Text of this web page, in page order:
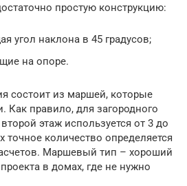
простую конструкцию:
угол наклона в 45 градусов;
на опоре.
состоит из маршей, которые
Как правило, для загородного
этаж используется от 3 до
точное количество определяется
Маршевый тип – хороший
в домах, где не нужно